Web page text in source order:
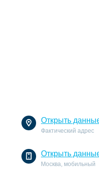
Открыть
Фактический адрес
Открыть
Москва, мобильный